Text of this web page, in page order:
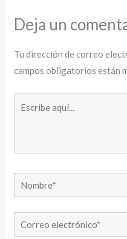
Deja un
Tu dirección de correo
campos obligatorios están
Nombre*
Correo
electrónico*